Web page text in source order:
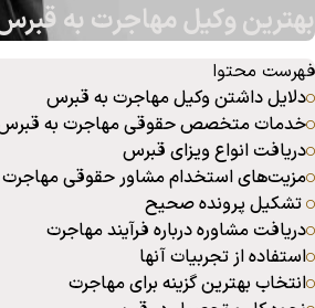
بهترین وکیل مهاجرت به
فهرست محتوا
دلایل داشتن وکیل مهاجرت به قبرس
خدمات متخصص حقوقی مهاجرت به
دریافت انواع ویزای قبرس
مزیت‌های استخدام مشاور حقوقی
تشکیل پرونده صحیح
دریافت مشاوره درباره فرآیند مهاجرت
استفاده از تجربیات آنها
انتخاب بهترین گزینه برای مهاجرت